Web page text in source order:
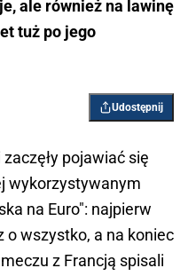
ale również na lawinę
tuż po jego
Udostępnij
pojawiać się
wykorzystywanym
na Euro": najpierw
wszystko, a na koniec
z Francją spisali